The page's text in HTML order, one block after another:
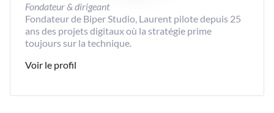
Fondateur & dirigeant
Fondateur de Biper Studio, Laurent pilote depuis 25
ans des projets digitaux où la stratégie prime
toujours sur la technique.
Voir le profil